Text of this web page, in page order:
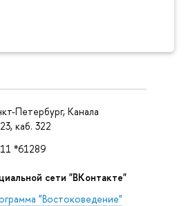
Петербург, Канала
каб. 322
*61289
сети "ВКонтакте"
"Востоковедение"